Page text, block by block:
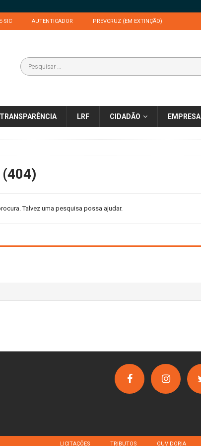
SIC AUTENTICADOR PREVCRUZ (EM EXTINÇÃO)
TRANSPARÊNCIA LRF CIDADÃO EMPRESA
Talvez uma pesquisa possa ajudar.
LICITAÇÕES TRIBUTOS OUVIDORIA